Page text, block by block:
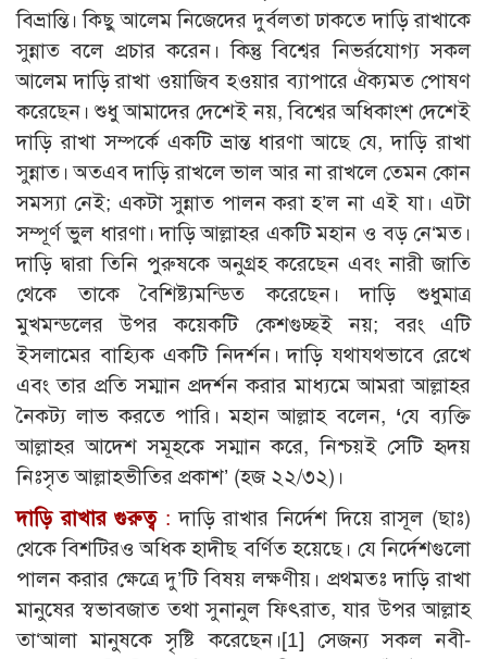
বিভ্রান্তি। কিছু আলেম নিজেদের দুর্বলতা ঢাকতে দাড়ি রাখাকে
সুন্নাত বলে প্রচার করেন। কিন্তু বিশ্বের নিভর্রযোগ্য সকল
আলেম দাড়ি রাখা ওয়াজিব হওয়ার ব্যাপারে ঐক্যমত পোষণ
করেছেন। শুধু আমাদের দেশেই নয়, বিশ্বের অধিকাংশ দেশেই
দাড়ি রাখা সম্পর্কে একটি ভ্রান্ত ধারণা আছে যে, দাড়ি রাখা
সুন্নাত। অতএব দাড়ি রাখলে ভাল আর না রাখলে তেমন কোন
সমস্যা নেই; একটা সুন্নাত পালন করা হ’ল না এই যা। এটা
সম্পূর্ণ ভুল ধারণা। দাড়ি আল্লাহর একটি মহান ও বড় নে‘মত।
দাড়ি দ্বারা তিনি পুরুষকে অনুগ্রহ করেছেন এবং নারী জাতি
থেকে তাকে বৈশিষ্ট্যমন্ডিত করেছেন। দাড়ি শুধুমাত্র
মুখমন্ডলের উপর কয়েকটি কেশগুচ্ছই নয়; বরং এটি
ইসলামের বাহ্যিক একটি নিদর্শন। দাড়ি যথাযথভাবে রেখে
এবং তার প্রতি সম্মান প্রদর্শন করার মাধ্যমে আমরা আল্লাহর
নৈকট্য লাভ করতে পারি। মহান আল্লাহ বলেন, ‘যে ব্যক্তি
আল্লাহর আদেশ সমূহকে সম্মান করে, নিশ্চয়ই সেটি হৃদয়
নিঃসৃত আল্লাহভীতির প্রকাশ’ (হজ ২২/৩২)।
দাড়ি রাখার গুরুত্ব : দাড়ি রাখার নির্দেশ দিয়ে রাসূল (ছাঃ)
থেকে বিশটিরও অধিক হাদীছ বর্ণিত হয়েছে। যে নির্দেশগুলো
পালন করার ক্ষেত্রে দু’টি বিষয় লক্ষণীয়। প্রথমতঃ দাড়ি রাখা
মানুষের স্বভাবজাত তথা সুনানুল ফিৎরাত, যার উপর আল্লাহ
তা‘আলা মানুষকে সৃষ্টি করেছেন।[1] সেজন্য সকল নবী-